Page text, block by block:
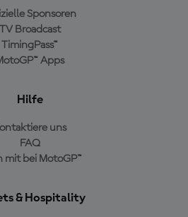
Sponsoren
TV Broadcast
TimingPass™
Apps
Hilfe
uns
FAQ
mit bei MotoGP™
& Hospitality